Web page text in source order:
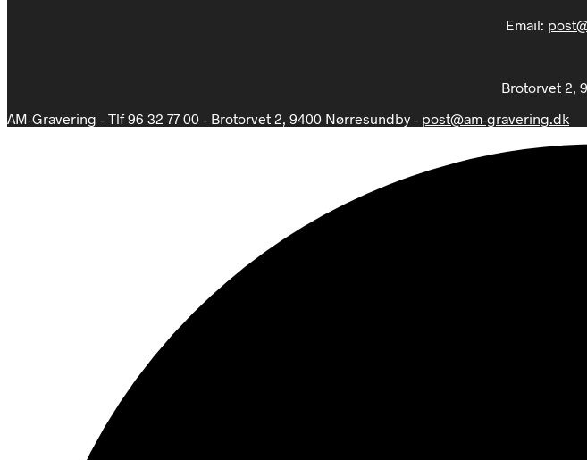
Email:
Brotorvet 2,
AM-Gravering - Tlf 96 32 77 00 - Brotorvet 2, 9400 Nørresundby - post@am-gravering.dk